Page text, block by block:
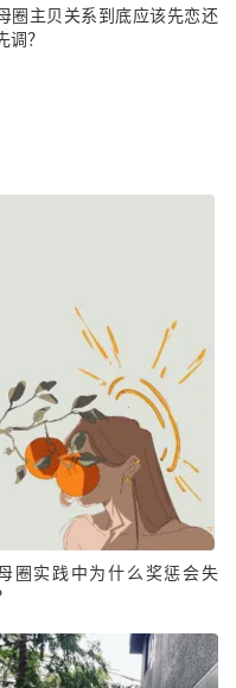
圈主贝关系到底应该先恋还
调？
圈实践中为什么奖惩会失